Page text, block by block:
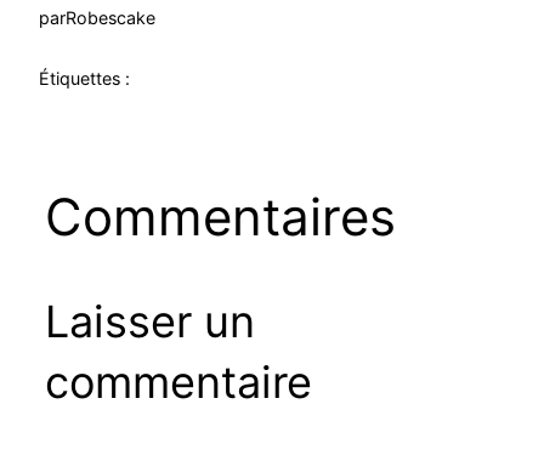
parRobescake
Étiquettes :
Commentaires
Laisser un
commentaire